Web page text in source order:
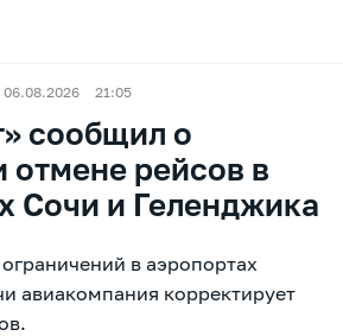
06.08.2026 21:05
сообщил о
отмене рейсов в
Сочи и Геленджика
в аэропортах
авиакомпания корректирует